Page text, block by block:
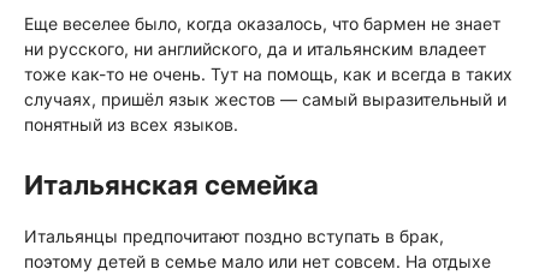
Еще веселее было, когда оказалось, что бармен не знает
ни русского, ни английского, да и итальянским владеет
тоже как-то не очень. Тут на помощь, как и всегда в таких
случаях, пришёл язык жестов — самый выразительный и
понятный из всех языков.
Итальянская семейка
Итальянцы предпочитают поздно вступать в брак,
поэтому детей в семье мало или нет совсем. На отдыхе